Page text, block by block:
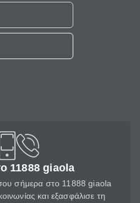
11888 giaola
σήμερα στο 11888 giaola
και εξασφάλισε τη